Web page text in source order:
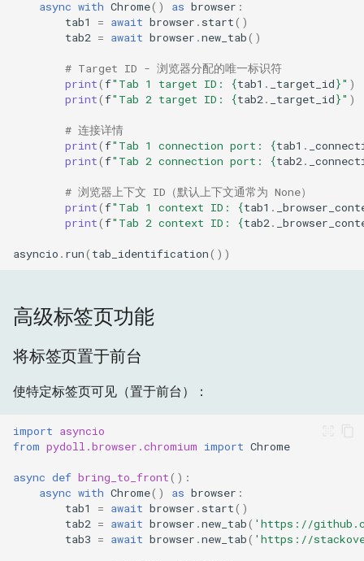
async with Chrome() as browser :
tab1
= await browser . start()
tab2 = await browser .new_tab()
# Target ID - 浏览器分配的唯一标识符
print(f"Tab 1 target ID: {tab1 . _target_id}" )
print(f"Tab 2 target ID: {tab2. _target_id}" )
# 连接详情
print(f"Tab 1 connection port: {tab1 .
print(f"Tab 2 connection port: {tab2.
# 浏览器上下文 ID（默认上下文通常为 None）
print(f"Tab 1 context ID: {tab1 .
print(f"Tab 2 context ID: {tab2.
asyncio . run( tab_identification())
高级标签页功能
将标签页置于前台
使特定标签页可见（置于前台）：
import asyncio
from pydoll.browser.chromium import Chrome
async def bring_to_front():
async with Chrome() as browser :
tab1
= await browser . start()
tab2 = await browser .new_tab( 'https://
tab3 = await browser .new_tab( 'https://